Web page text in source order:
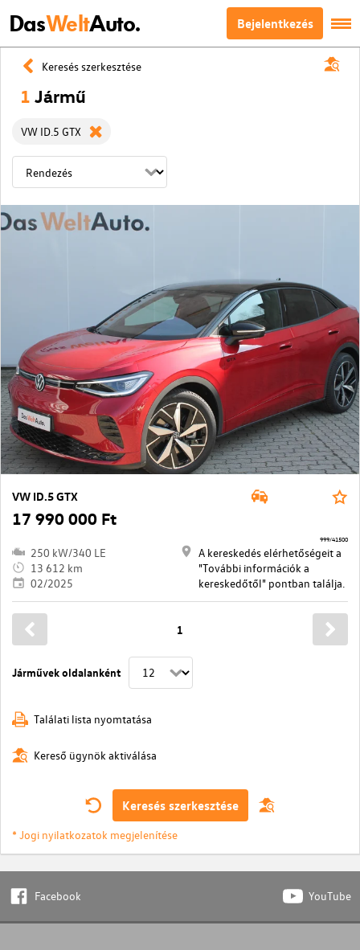
DasWeltAuto. Bejelentkezés
Keresés szerkesztése
1 Jármű
VW ID.5 GTX
VW ID.5 GTX
17 990 000 Ft
250 kW/340 LE
13 612 km
02/2025
A kereskedés elérhetőségeit a
"További információk a
kereskedőtől" pontban találja.
999/41500
Járművek oldalanként
1
Találati lista nyomtatása
Kereső ügynök aktiválása
Keresés szerkesztése
* Jogi nyilatkozatok megjelenítése
Facebook YouTube